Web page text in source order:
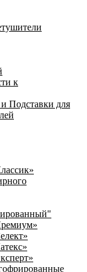
к
Подставки для